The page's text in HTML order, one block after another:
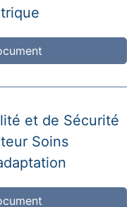
et de Sécurité
Soins